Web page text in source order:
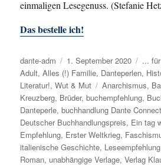
einmaligen Lesegenuss. (Stefanie
Das bestelle ich!
Autor
dante-adm
Veröffentlicht
am
1. September 2020 ...
Adult,Alles (!) Familie, Danteperlen,
Literatur!,Wut & Mut Schlagwörter
Anarchismus,
Kreuzberg, Brüder,buchempfehlung,
Danteperle,buchhandlung Dante
Deutscher Buchhandlungspreis, Ein tag
Empfehlung, Erster Weltkrieg,
italienische Geschichte, Leseempfehlung
Roman, unabhängige Verlage,Verlag